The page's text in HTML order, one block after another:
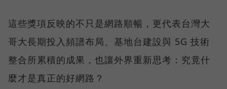
這些獎項反映的不只是網路順暢，更代表台灣大
哥大長期投入頻譜布局、基地台建設與 5G 技術
整合所累積的成果，也讓外界重新思考：究竟什
麼才是真正的好網路？